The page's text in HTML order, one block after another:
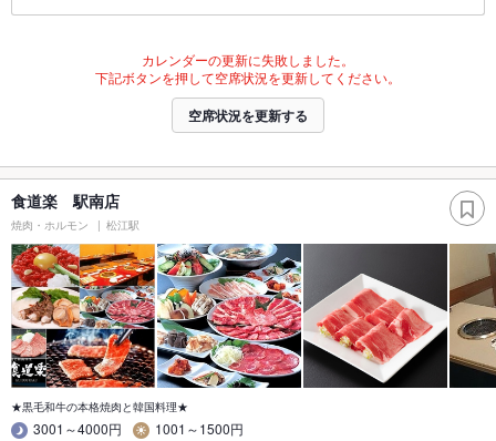
カレンダーの更新に失敗しました。
下記ボタンを押して空席状況を更新してください。
空席状況を更新する
食道楽 駅南店
焼肉・ホルモン 松江駅
★黒毛和牛の本格焼肉と韓国料理★
3001～4000円
1001～1500円